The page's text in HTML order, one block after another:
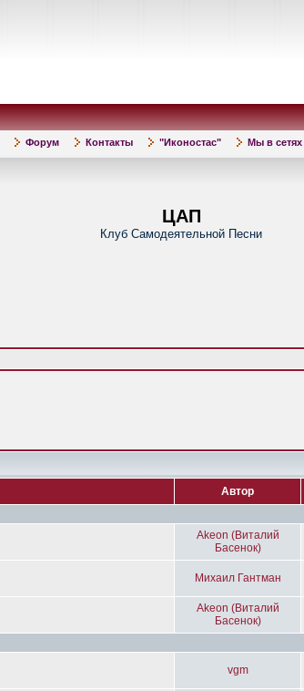
Форум Контакты "Иконостас" Мы в сетях
ЦАП
Клуб Самодеятельной Песни
Автор
Akeon (Виталий
Басенок)
Михаил Гантман
Akeon (Виталий
Басенок)
vgm